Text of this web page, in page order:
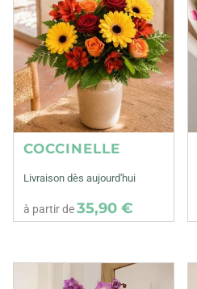
COCCINELLE
Livraison dès aujourd'hui
à partir de35,90 €